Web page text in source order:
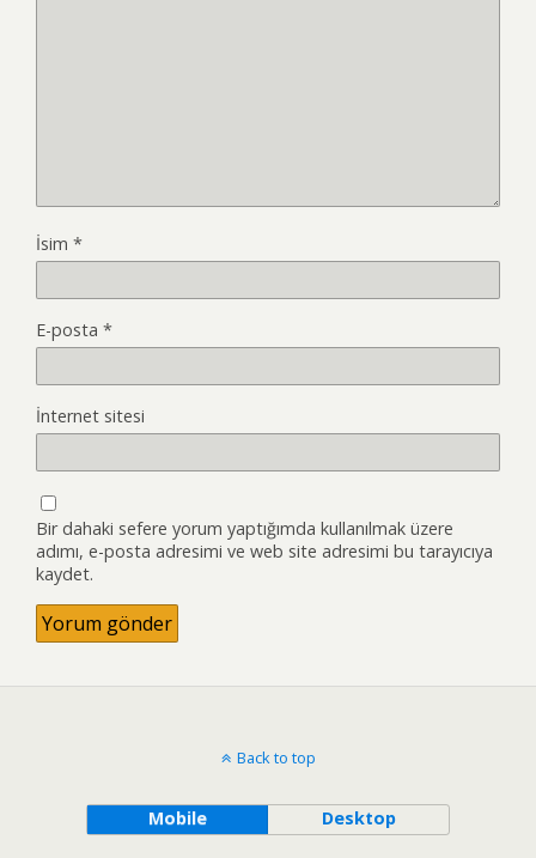
İsim *
E-posta *
İnternet sitesi
Bir dahaki sefere yorum yaptığımda kullanılmak üzere
adımı, e-posta adresimi ve web site adresimi bu tarayıcıya
kaydet.
Back to top
Mobile Desktop